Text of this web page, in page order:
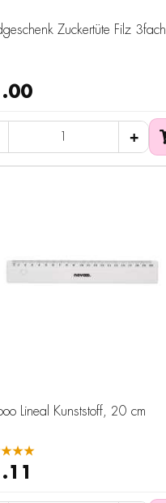
Zuckertüte Filz 3fach
Lineal Kunststoff, 20 cm